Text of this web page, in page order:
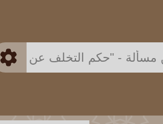
متقدم